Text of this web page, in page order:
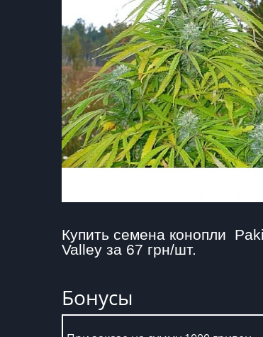
Купить семена конопли
Valley за 67 грн/шт.
Бонусы